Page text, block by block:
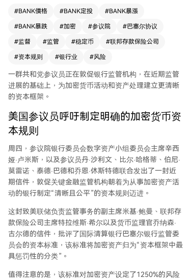
50%的风险权重，参议员们认为这并非基于实际风
实质上阻碍了银行持有此类资产，与监管机构倡导
的“技术中立”原则相悖。 议员们赞赏了监管机构
类资产应获得与其非代币化对应物同等的资本待
遇。他们敦促监管机构将这一风险导向原则一致性
地应用于其他数字资产，并基于近期在加密市场结
构法案方面的进展，开始为银行的资产负债表加密
OCC和美联储负责人近期在国会作证时，概述了其
转向更“基于风险”的监管方向，旨在改革监管框架
强有力的资本标准对保障银行体系韧性和支持经济
增长至关重要，同时监管应促进而非阻碍负责任的
创新。
#BANK價格 #BANK定投 #BANK暴漲
#BANK暴跌 #加密 #参议院 #巴塞尔协议
#监督 #监管 #稳定币 #联邦存款保险公司
#资本规则 #银行业 #风险
一群共和党参议员正在敦促银行监管机构，在近期监管
进展的基础上，为加密货币活动和资产处理建立更清晰
的资本框架。
美国参议员呼吁制定明确的加密货币资
本规则
周四，参议院银行委员会数字资产小组委员会主席辛西
娅·卢米斯，以及参议员丹·沙利文、比尔·哈格蒂、伯尼·
莫雷诺、泰德·巴德和乔恩·休斯特德联合发出了一封近
期信件，敦促关键金融监管机构朝着为从事加密资产活
动的银行制定“清晰且公平”的资本规则迈进。
这封致美联储负责监管事务的副主席米基·鲍曼、联邦存
款保险公司主席特拉维斯·希尔以及货币监理官乔纳森·
古尔德的信件，批评了国际清算银行巴塞尔银行监管委
员会的资本标准，该标准将加密资产归为“资本框架中最
具惩罚性的分类”。
值得注意的是，该标准对加密资产设定了1250%的风险